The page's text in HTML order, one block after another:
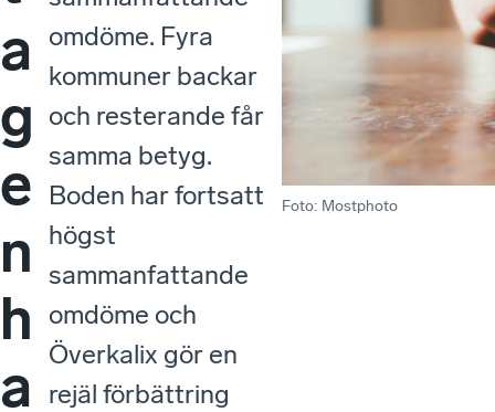
a
g
e
n
h
a
omdöme. Fyra
kommuner backar
och resterande får
samma betyg.
Boden har fortsatt
högst
sammanfattande
omdöme och
Överkalix gör en
rejäl förbättring
Foto: Mostphoto